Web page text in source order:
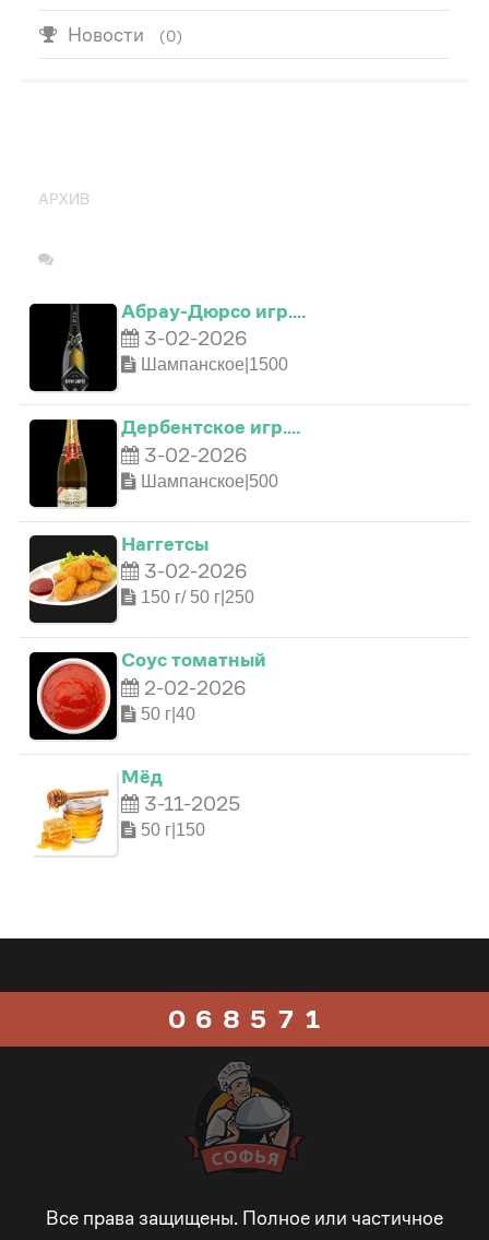
Новости (0)
АРХИВ
Абрау-Дюрсо игр.…
3-02-2026
Шампанское|1500
Дербентское игр.…
3-02-2026
Шампанское|500
Наггетсы
3-02-2026
150 г/ 50 г|250
Соус томатный
2-02-2026
50 г|40
Мёд
3-11-2025
50 г|150
0
3
1
2
3
6
8
9
0
1
3
4
8
9
_
-
1
5
6
7
8
3
7
9
_
1
4
Все права защищены. Полное или частичное